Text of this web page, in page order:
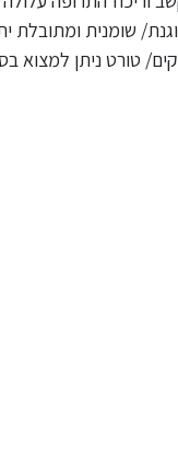
שומנית
טיקים/ טורט ניתן